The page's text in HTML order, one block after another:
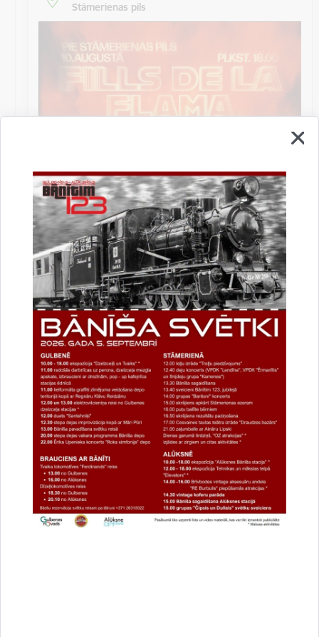
Stāmerienas pils
Katalonijas bundzinieku koncerts "Fills De
La Flama"
10.augustā 18:00 pie Stāmerienas pils Katalonijas
bundzinieku koncerts "Fills De La Flama".
Koncerts
Datums
12. novembris, 2022
10.00
Atrašanās vieta
Druvienas Latviskās dzīvesziņas centrs